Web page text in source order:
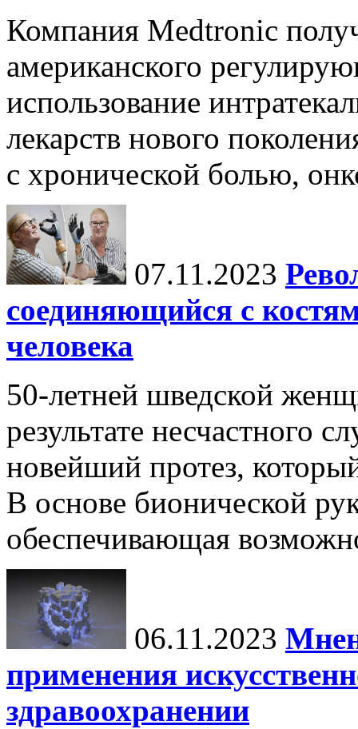
Компания Medtronic
американского
использование
лекарств нового
с хронической болью,
07.11.2023
соединяющийся с
человека
50-летней шведской
результате несчастного
новейший протез,
В основе бионической
обеспечивающая
06.11.2023
применения
здравоохранении